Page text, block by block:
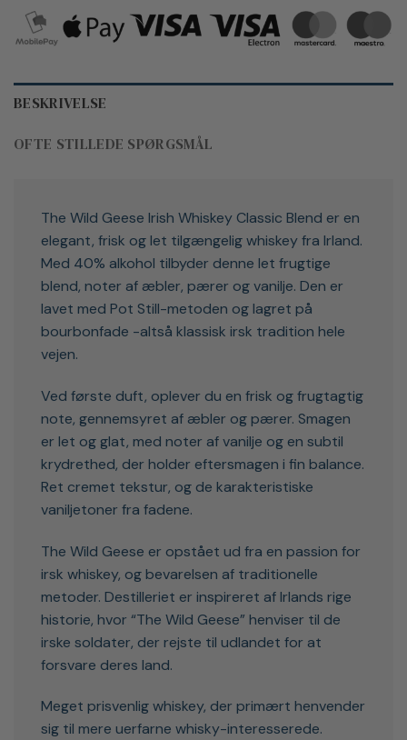
BESKRIVELSE
OFTE STILLEDE SPØRGSMÅL
The Wild Geese Irish Whiskey Classic Blend er en
elegant, frisk og let tilgængelig whiskey fra Irland.
Med 40% alkohol tilbyder denne let frugtige
blend, noter af æbler, pærer og vanilje. Den er
lavet med Pot Still-metoden og lagret på
bourbonfade -altså klassisk irsk tradition hele
vejen.
Ved første duft, oplever du en frisk og frugtagtig
note, gennemsyret af æbler og pærer. Smagen
er let og glat, med noter af vanilje og en subtil
krydrethed, der holder eftersmagen i fin balance.
Ret cremet tekstur, og de karakteristiske
vaniljetoner fra fadene.
The Wild Geese er opstået ud fra en passion for
irsk whiskey, og bevarelsen af traditionelle
metoder. Destilleriet er inspireret af Irlands rige
historie, hvor “The Wild Geese” henviser til de
irske soldater, der rejste til udlandet for at
forsvare deres land.
Meget prisvenlig whiskey, der primært henvender
sig til mere uerfarne whisky-interesserede.